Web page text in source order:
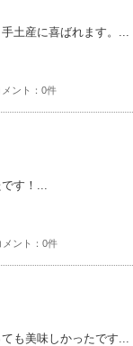
ーゲル」おすすめ度：
土産に喜ばれます。
メント 0件
ーゲル」おすすめ度：
す！
メント 0件
ーゲル」おすすめ度：
も美味しかったです